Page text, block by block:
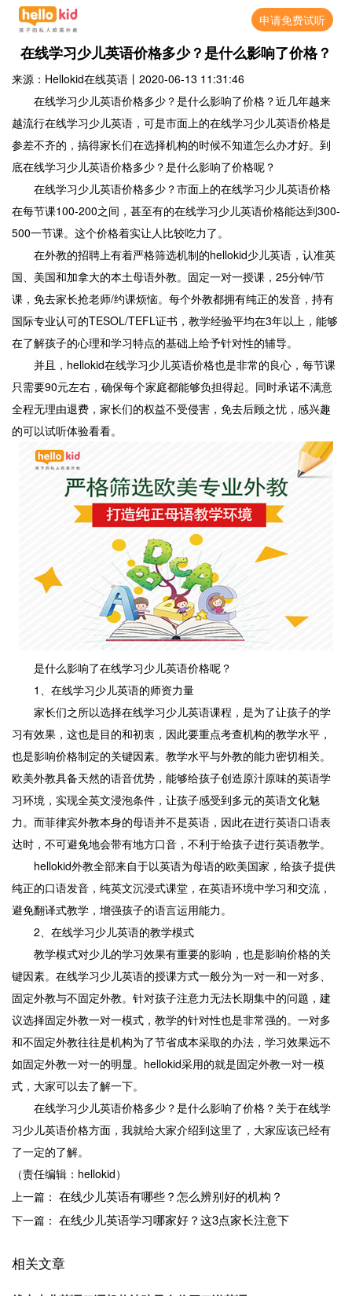
申请免费试听
在线学习少儿英语价格多少？是什么影响了价格？
来源：Hellokid在线英语 丨 2020-06-13 11:31:46
在线学习少儿英语价格多少？是什么影响了价格？近几年越来
越流行在线学习少儿英语，可是市面上的在线学习少儿英语价格是
参差不齐的，搞得家长们在选择机构的时候不知道怎么办才好。到
底在线学习少儿英语价格多少？是什么影响了价格呢？
在线学习少儿英语价格多少？市面上的在线学习少儿英语价格
在每节课100-200之间，甚至有的在线学习少儿英语价格能达到300-
500一节课。这个价格着实让人比较吃力了。
在外教的招聘上有着严格筛选机制的hellokid少儿英语，认准英
国、美国和加拿大的本土母语外教。固定一对一授课，25分钟/节
课，免去家长抢老师/约课烦恼。每个外教都拥有纯正的发音，持有
国际专业认可的TESOL/TEFL证书，教学经验平均在3年以上，能够
在了解孩子的心理和学习特点的基础上给予针对性的辅导。
并且，hellokid在线学习少儿英语价格也是非常的良心，每节课
只需要90元左右，确保每个家庭都能够负担得起。同时承诺不满意
全程无理由退费，家长们的权益不受侵害，免去后顾之忧，感兴趣
的可以试听体验看看。
是什么影响了在线学习少儿英语价格呢？
1、在线学习少儿英语的师资力量
家长们之所以选择在线学习少儿英语课程，是为了让孩子的学
习有效果，这也是目的和初衷，因此要重点考查机构的教学水平，
也是影响价格制定的关键因素。教学水平与外教的能力密切相关。
欧美外教具备天然的语音优势，能够给孩子创造原汁原味的英语学
习环境，实现全英文浸泡条件，让孩子感受到多元的英语文化魅
力。而菲律宾外教本身的母语并不是英语，因此在进行英语口语表
达时，不可避免地会带有地方口音，不利于给孩子进行英语教学。
hellokid外教全部来自于以英语为母语的欧美国家，给孩子提供
纯正的口语发音，纯英文沉浸式课堂，在英语环境中学习和交流，
避免翻译式教学，增强孩子的语言运用能力。
2、在线学习少儿英语的教学模式
教学模式对少儿的学习效果有重要的影响，也是影响价格的关
键因素。在线学习少儿英语的授课方式一般分为一对一和一对多、
固定外教与不固定外教。针对孩子注意力无法长期集中的问题，建
议选择固定外教一对一模式，教学的针对性也是非常强的。一对多
和不固定外教往往是机构为了节省成本采取的办法，学习效果远不
如固定外教一对一的明显。hellokid采用的就是固定外教一对一模
式，大家可以去了解一下。
在线学习少儿英语价格多少？是什么影响了价格？关于在线学
习少儿英语价格方面，我就给大家介绍到这里了，大家应该已经有
了一定的了解。
（责任编辑：hellokid）
上一篇： 在线少儿英语有哪些？怎么辨别好的机构？
下一篇： 在线少儿英语学习哪家好？这3点家长注意下
相关文章